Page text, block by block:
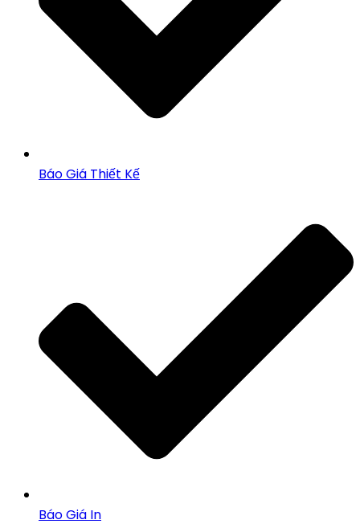
Báo Giá Thiết Kế
Báo Giá In